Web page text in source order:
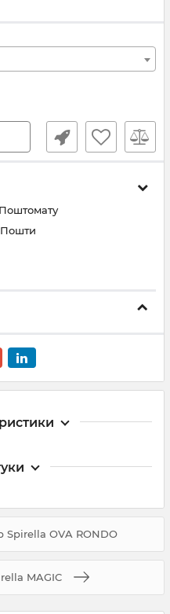
Пошти
Spirella OVA RONDO
MAGIC